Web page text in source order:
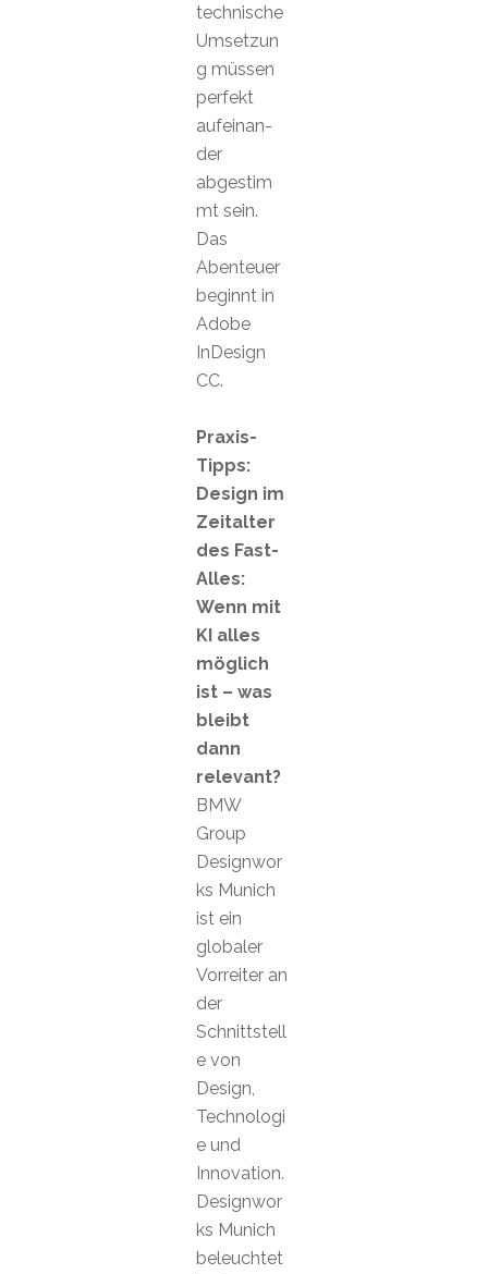
technische
Umsetzun
g müssen
perfekt
aufeinan-
der
abgestim
mt sein.
Das
Abenteuer
beginnt in
Adobe
InDesign
CC.
Praxis-
Tipps:
Design im
Zeitalter
des Fast-
Alles:
Wenn mit
KI alles
möglich
ist – was
bleibt
dann
relevant?
BMW
Group
Designwor
ks Munich
ist ein
globaler
Vorreiter an
der
Schnittstell
e von
Design,
Technologi
e und
Innovation.
Designwor
ks Munich
beleuchtet